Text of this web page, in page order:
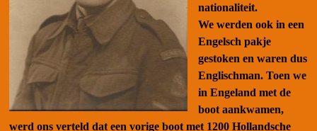
nationaliteit.
We werden ook in een
Engelsch pakje
gestoken en waren dus
Englischman. Toen we
in Engeland met de
boot aankwamen,
werd ons verteld dat een vorige boot met 1200 Hollandsche